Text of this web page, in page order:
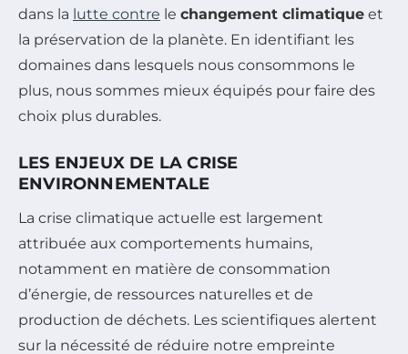
dans la lutte contre le changement climatique et
la préservation de la planète. En identifiant les
domaines dans lesquels nous consommons le
plus, nous sommes mieux équipés pour faire des
choix plus durables.
LES ENJEUX DE LA CRISE
ENVIRONNEMENTALE
La crise climatique actuelle est largement
attribuée aux comportements humains,
notamment en matière de consommation
d’énergie, de ressources naturelles et de
production de déchets. Les scientifiques alertent
sur la nécessité de réduire notre empreinte